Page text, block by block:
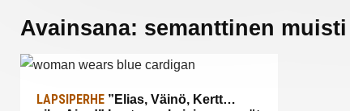
Avainsana: semanttinen muisti
LAPSIPERHE ”Elias, Väinö, Kertt…